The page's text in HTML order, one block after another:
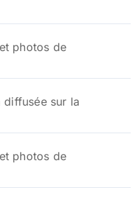
photos de
diffusée sur la
photos de